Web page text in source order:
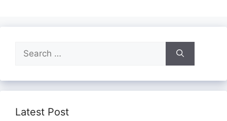
for:
Latest Post